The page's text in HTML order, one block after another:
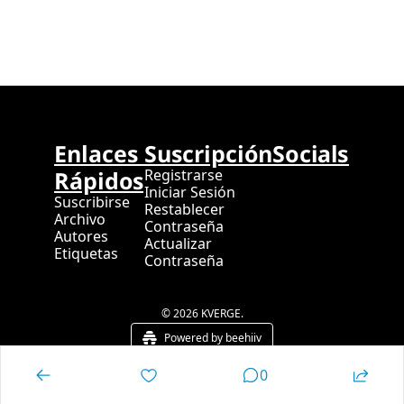
Enlaces
Rápidos
Suscribirse
Archivo
Autores
Etiquetas
Suscripción
Registrarse
Iniciar Sesión
Restablecer
Contraseña
Actualizar
Contraseña
Socials
© 2026 KVERGE.
Powered by beehiiv
0